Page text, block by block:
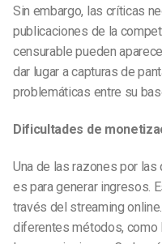
Sin embargo, las críticas
publicaciones de la
censurable pueden
dar lugar a capturas de
problemáticas entre su
Dificultades de
Una de las razones por
es para generar ingresos.
través del streaming
diferentes métodos, como